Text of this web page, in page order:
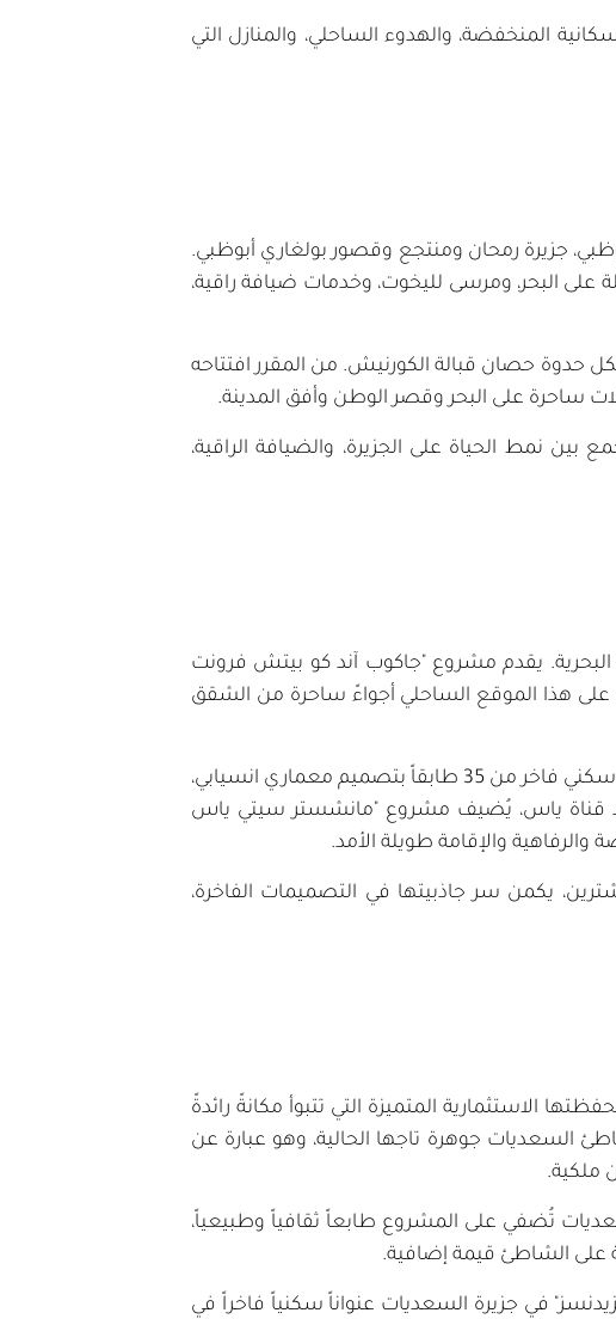
المنخفضة، والهدوء الساحلي، والمنازل التي
جزيرة رمحان ومنتجع وقصور بولغاري أبوظبي.
البحر، ومرسى لليخوت، وخدمات ضيافة راقية،
حدوة حصان قبالة الكورنيش. من المقرر افتتاحه
نمط الحياة على الجزيرة، والضيافة الراقية،
البحرية. يقدم مشروع "جاكوب آند كو بيتش فرونت
على هذا الموقع الساحلي أجواءً ساحرة من الشقق
في جزيرة الريم، يمنح مشروع "إيلي صعب ووتر فرونت" الشركة لمسة عصرية أنيقة، من خلال مبنى سكني فاخر من 35 طابقاً بتصميم معماري انسيابي،
قناة ياس، يُضيف مشروع "مانشستر سيتي ياس
والإقامة طويلة الأمد.
يكمن سر جاذبيتها في التصميمات الفاخرة،
الاستثمارية المتميزة التي تتبوأ مكانةً رائدةً
السعديات جوهرة تاجها الحالية، وهو عبارة عن
ملكية.
تُضفي على المشروع طابعاً ثقافياً وطبيعياً،
على الشاطئ قيمة إضافية.
في جزيرة السعديات عنواناً سكنياً فاخراً في